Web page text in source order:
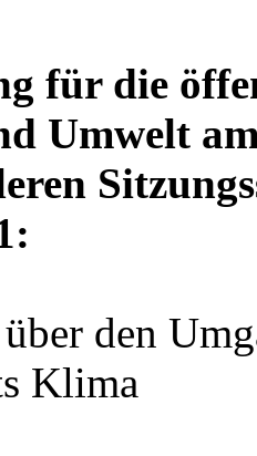
für die
Umwelt
über den
Klima